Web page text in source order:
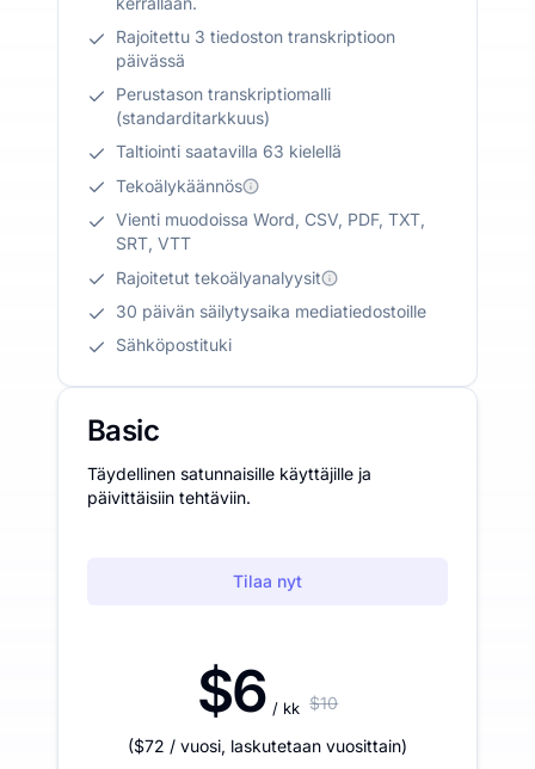
Rajoitettu 3 tiedoston transkriptioon
päivässä
Perustason transkriptiomalli
(standarditarkkuus)
Taltiointi saatavilla 63 kielellä
Tekoälykäännös
Vienti muodoissa Word, CSV, PDF, TXT,
SRT, VTT
Rajoitetut tekoälyanalyysit
30 päivän säilytysaika mediatiedostoille
Sähköpostituki
Basic
Täydellinen satunnaisille käyttäjille ja
päivittäisiin tehtäviin.
Tilaa nyt
$6 / kk $10
($72 / vuosi, laskutetaan vuosittain)